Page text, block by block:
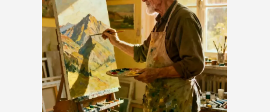
Avatar Video
AI Video